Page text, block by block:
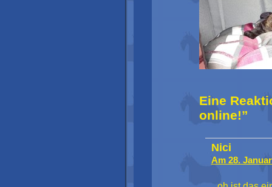
Eine
online!”
Nici
Am 28.